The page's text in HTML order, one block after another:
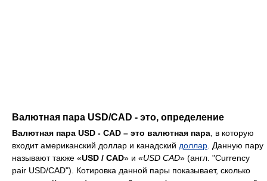
Валютная пара USD/CAD - это, определение
Валютная пара USD - CAD – это валютная пара , в которую
входит американский доллар и канадский доллар . Данную пару
называют также «USD / CAD» и «USD CAD» (англ. "Currency
pair USD/CAD"). Котировка данной пары показывает, сколько